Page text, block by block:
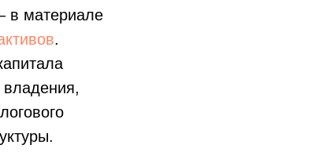
в материале
.
владения,